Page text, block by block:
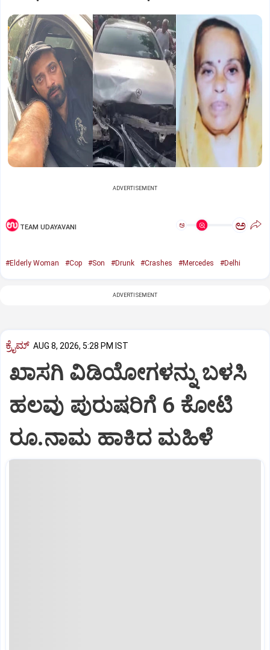
ADVERTISEMENT
TEAM UDAYAVANI ಅ ಅ
#Elderly Woman #Cop #Son #Drunk #Crashes #Mercedes #Delhi
ADVERTISEMENT
ಕ್ರೈಮ್ AUG 8, 2026, 5:28 PM IST
ಖಾಸಗಿ ವಿಡಿಯೋಗಳನ್ನು ಬಳಸಿ
ಹಲವು ಪುರುಷರಿಗೆ 6 ಕೋಟಿ
ರೂ.ನಾಮ ಹಾಕಿದ ಮಹಿಳೆ